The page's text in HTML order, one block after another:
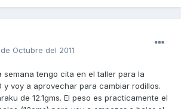
Octubre del 2011
semana tengo cita en el taller para la
y voy a aprovechar para cambiar rodillos.
de 12.1gms. El peso es practicamente el